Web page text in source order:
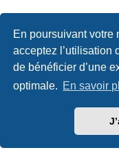
En poursuivant votre
acceptez l’utilisation
de bénéficier d’une
optimale. En savoir